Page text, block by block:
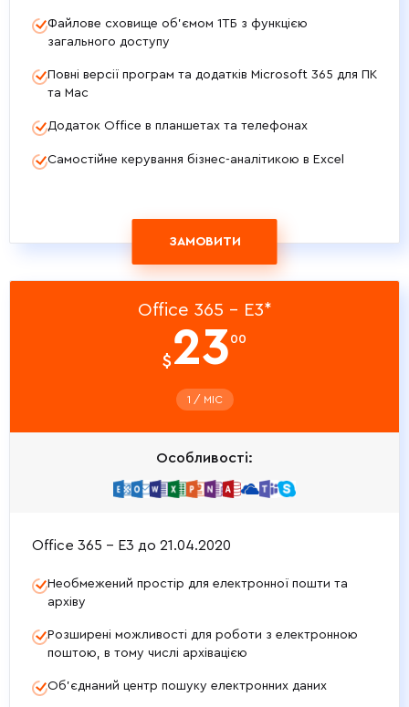
Файлове сховище об’ємом 1ТБ з функцією
загального доступу
Повні версії програм та додатків Microsoft 365 для ПК
та Mac
Додаток Office в планшетах та телефонах
Самостійне керування бізнес-аналітикою в Excel
ЗАМОВИТИ
Office 365 - E3*
$23 00
1 / МIС
Особливості:
Office 365 - E3 до 21.04.2020
Необмежений простір для електронної пошти та
архіву
Розширені можливості для роботи з електронною
поштою, в тому числі архівацією
Об’єднаний центр пошуку електронних даних